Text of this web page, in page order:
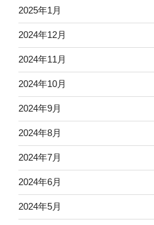
2025年1月
2024年12月
2024年11月
2024年10月
2024年9月
2024年8月
2024年7月
2024年6月
2024年5月